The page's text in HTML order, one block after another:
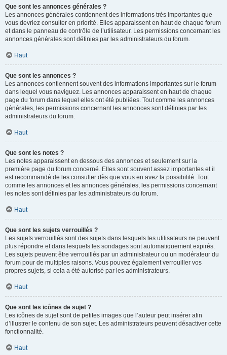
Que sont les annonces générales ?
Les annonces générales contiennent des informations très importantes que
vous devriez consulter en priorité. Elles apparaissent en haut de chaque forum
et dans le panneau de contrôle de l’utilisateur. Les permissions concernant les
annonces générales sont définies par les administrateurs du forum.
Haut
Que sont les annonces ?
Les annonces contiennent souvent des informations importantes sur le forum
dans lequel vous naviguez. Les annonces apparaissent en haut de chaque
page du forum dans lequel elles ont été publiées. Tout comme les annonces
générales, les permissions concernant les annonces sont définies par les
administrateurs du forum.
Haut
Que sont les notes ?
Les notes apparaissent en dessous des annonces et seulement sur la
première page du forum concerné. Elles sont souvent assez importantes et il
est recommandé de les consulter dès que vous en avez la possibilité. Tout
comme les annonces et les annonces générales, les permissions concernant
les notes sont définies par les administrateurs du forum.
Haut
Que sont les sujets verrouillés ?
Les sujets verrouillés sont des sujets dans lesquels les utilisateurs ne peuvent
plus répondre et dans lesquels les sondages sont automatiquement expirés.
Les sujets peuvent être verrouillés par un administrateur ou un modérateur du
forum pour de multiples raisons. Vous pouvez également verrouiller vos
propres sujets, si cela a été autorisé par les administrateurs.
Haut
Que sont les icônes de sujet ?
Les icônes de sujet sont de petites images que l’auteur peut insérer afin
d’illustrer le contenu de son sujet. Les administrateurs peuvent désactiver cette
fonctionnalité.
Haut